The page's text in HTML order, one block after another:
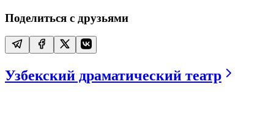
Поделиться с друзьями
Узбекский драматический театр